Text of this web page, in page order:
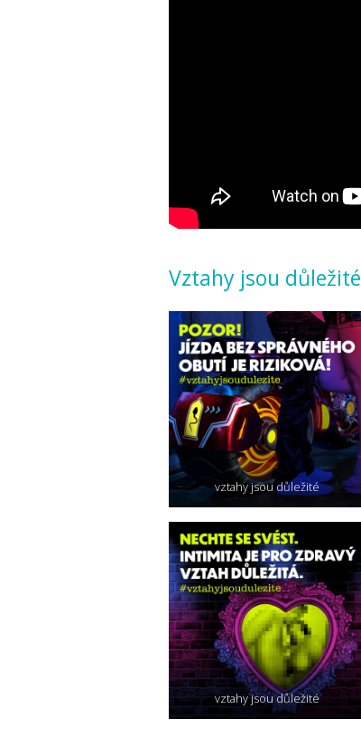
Vztahy jsou důležité
vztahy jsou důležité
vztahy jsou důležité